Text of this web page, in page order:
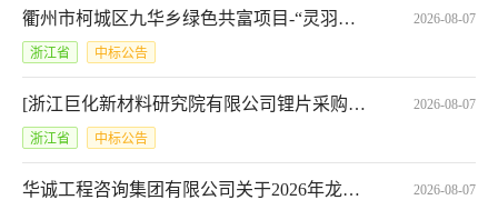
衢州市柯城区九华乡绿色共富项目-“灵羽农耕”共富工坊工程（EPC）中标候选人公示 2026-08-07
浙江省 中标公告
[浙江巨化新材料研究院有限公司锂片采购竞价采购*JJCG2026080316543340671]结果公示 2026-08-07
浙江省 中标公告
华诚工程咨询集团有限公司关于2026年龙游县大气污染综合防治技术服务项目中标(成交)结果公告 2026-08-07